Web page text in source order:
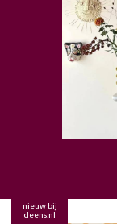
nieuw bij
deens.nl